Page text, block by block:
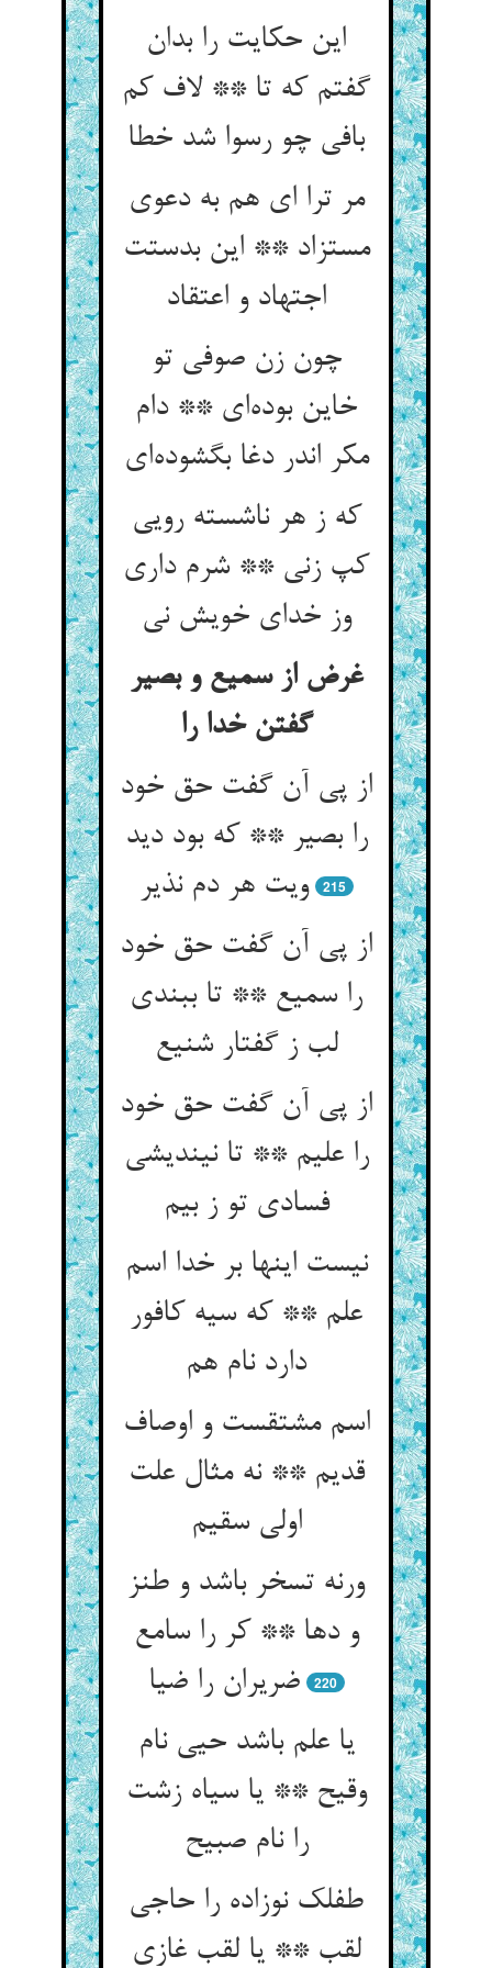
این حکایت را بدان
گفتم که تا ** لاف کم
بافی چو رسوا شد خطا
مر ترا ای هم به دعوی
مستزاد ** این بدستت
اجتهاد و اعتقاد
چون زن صوفی تو
خاین بوده‌ای ** دام
مکر اندر دغا بگشوده‌ای
که ز هر ناشسته رویی
کپ زنی ** شرم داری
وز خدای خویش نی
غرض از سمیع و بصیر
گفتن خدا را
از پی آن گفت حق خود
را بصیر ** که بود دید
ویت هر دم نذیر
215
از پی آن گفت حق خود
را سمیع ** تا ببندی
لب ز گفتار شنیع
از پی آن گفت حق خود
را علیم ** تا نیندیشی
فسادی تو ز بیم
نیست اینها بر خدا اسم
علم ** که سیه کافور
دارد نام هم
اسم مشتقست و اوصاف
قدیم ** نه مثال علت
اولی سقیم
ورنه تسخر باشد و طنز
و دها ** کر را سامع
ضریران را ضیا
220
یا علم باشد حیی نام
وقیح ** یا سیاه زشت
را نام صبیح
طفلک نوزاده را حاجی
لقب ** یا لقب غازی